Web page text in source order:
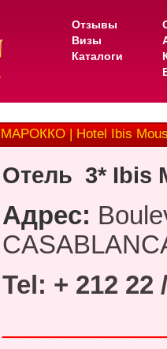
Отзывы
Визы
Каталоги
МАРОККО | Hotel Ibis
Отель 3* Ibis
Адрес:
Tel: + 212 22